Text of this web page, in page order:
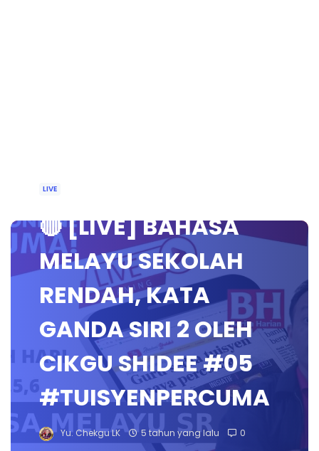
LIVE
🔴 [LIVE] BAHASA
MELAYU SEKOLAH
RENDAH, KATA
GANDA SIRI 2 OLEH
CIKGU SHIDEE #05
#TUISYENPERCUMA
Yu. Chekgu LK 5 tahun yang lalu 0